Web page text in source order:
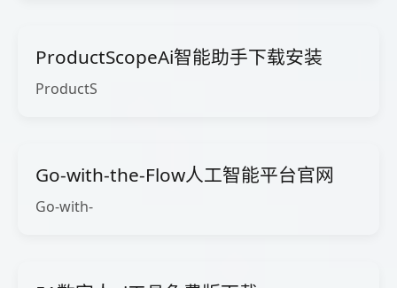
ProductScopeAi智能助手下载安装
ProductS
Go-with-the-Flow人工智能平台官网
Go-with-